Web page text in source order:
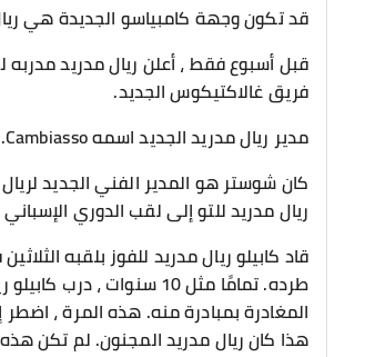
قد تكون وجهة كامبياسو الجديدة هي
قبل أسبوع فقط ، أعلن ريال مدريد مدربه
فريق غالاكتيكوس الجديد.
مدير ريال مدريد الجديد اسمه Cambiasso.
كان شوستر هو المدير الفني الجديد لريال
ريال مدريد للتو إلى لقب الدوري
هذا كان ريال مدريد المجنون. لم تكن هذه